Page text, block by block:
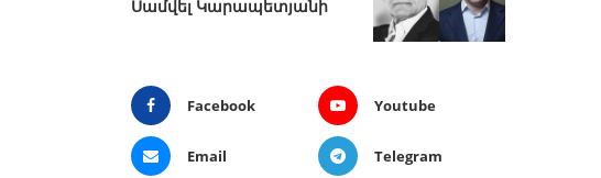
Սամվել Կարապետյանի
Facebook Youtube
Email Telegram